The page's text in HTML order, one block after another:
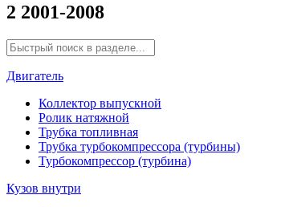
2 2001-2008
Двигатель
Коллектор выпускной
Ролик натяжной
Трубка топливная
Трубка турбокомпрессора (турбины)
Турбокомпрессор (турбина)
Кузов внутри